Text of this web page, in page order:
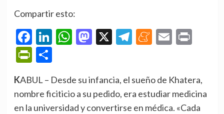
Compartir esto:
Facebook
LinkedIn
WhatsApp
Mastodon
X Telegram
Meneame
Email
PrintFriendly
Compartir
KABUL – Desde su infancia, el sueño de Khatera,
nombre ficiticio a su pedido, era estudiar medicina
en la universidad y convertirse en médica. «Cada